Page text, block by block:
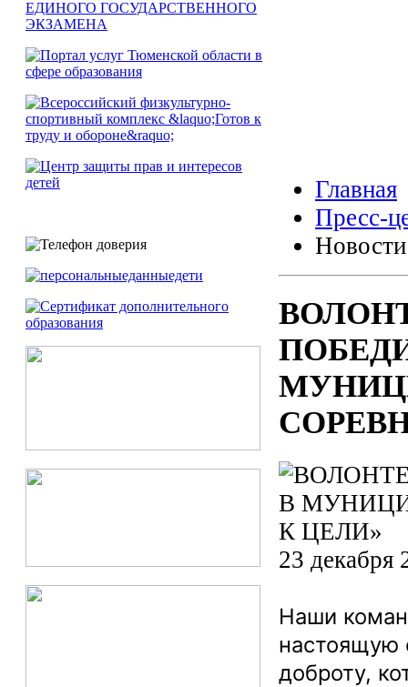
Главная
Пресс-
Новости
23 декабря
Наши
настоящую
доброту,